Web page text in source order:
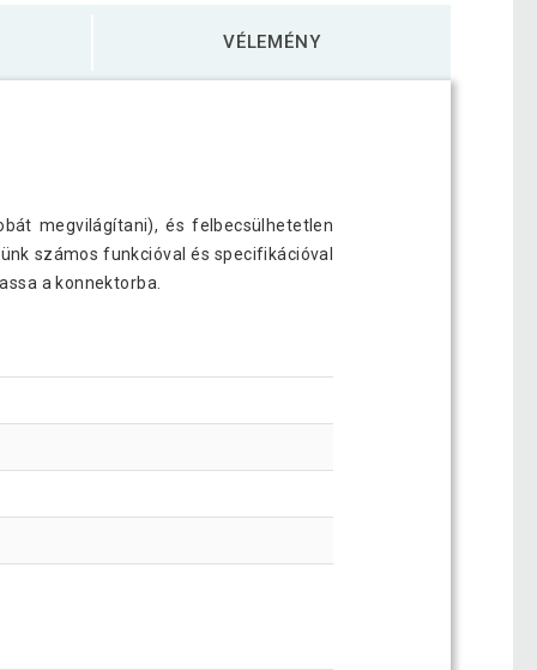
VÉLEMÉNY
megvilágítani), és felbecsülhetetlen
számos funkcióval és specifikációval
a konnektorba.